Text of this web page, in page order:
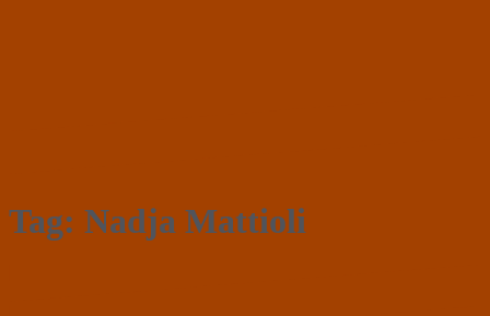
Tag: Nadja Mattioli